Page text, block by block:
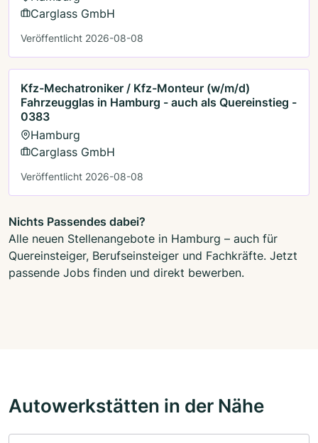
Carglass GmbH
Veröffentlicht 2026-08-08
Kfz-Mechatroniker / Kfz-Monteur (w/m/d)
Fahrzeugglas in Hamburg - auch als Quereinstieg -
0383
Hamburg
Carglass GmbH
Veröffentlicht 2026-08-08
Nichts Passendes dabei?
Alle neuen Stellenangebote in Hamburg – auch für
Quereinsteiger, Berufseinsteiger und Fachkräfte. Jetzt
passende Jobs finden und direkt bewerben.
Autowerkstätten in der Nähe